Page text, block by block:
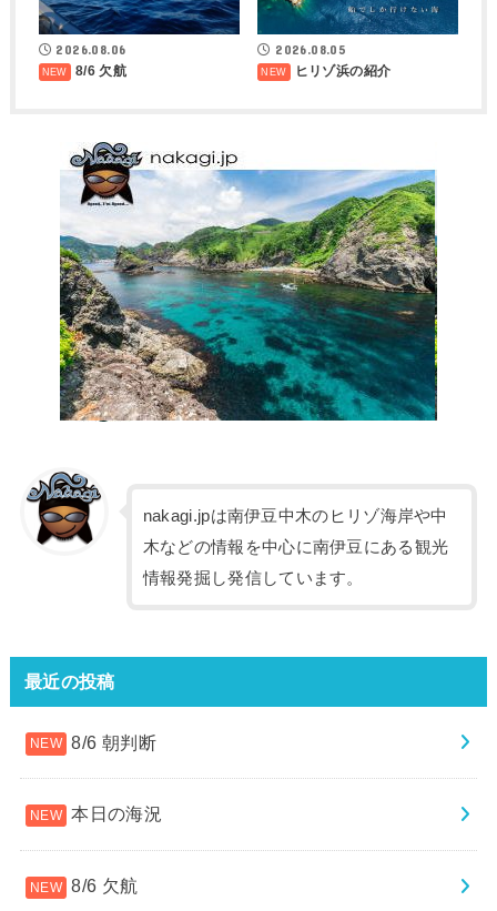
2026.08.06
8/6 欠航
2026.08.05
ヒリゾ浜の紹介
nakagi.jpは南伊豆中木のヒリゾ海岸や中
木などの情報を中心に南伊豆にある観光
情報発掘し発信しています。
最近の投稿
8/6 朝判断
本日の海況
8/6 欠航